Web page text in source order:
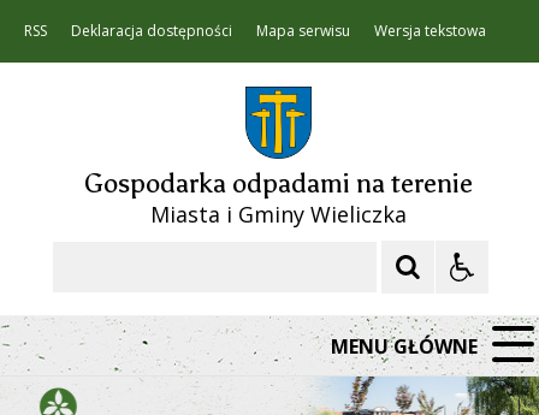
RSS Deklaracja dostępności Mapa serwisu Wersja tekstowa
Gospodarka odpadami na terenie
Miasta i Gminy Wieliczka
MENU GŁÓWNE